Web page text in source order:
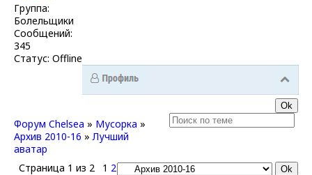
Группа:
Болельщики
Сообщений:
345
Статус: Offline
Форум Chelsea » Мусорка »
Архив 2010-16 » Лучший
аватар
Страница 1 из 2 1 2